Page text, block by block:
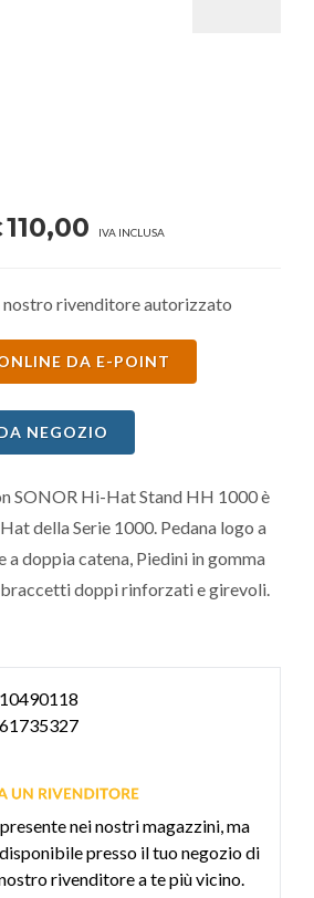
110,00 IVA INCLUSA
rivenditore autorizzato
DA E-POINT
NEGOZIO
SONOR Hi-Hat Stand HH 1000 è
della Serie 1000. Pedana logo a
a doppia catena, Piedini in gomma
braccetti doppi rinforzati e girevoli.
10490118
nei nostri magazzini, ma
presso il tuo negozio di
rivenditore a te più vicino.